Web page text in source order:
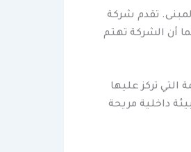
تقدم شركة
أن الشركة تهتم
تركز عليها
داخلية مريحة